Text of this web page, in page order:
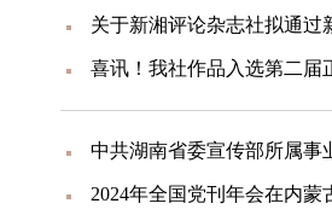
关于新湘评论杂志社拟通过
喜讯！我社作品入选第二届
中共湖南省委宣传部所属事
2024年全国党刊年会在内蒙